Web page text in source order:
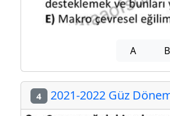
A B
4 2021-2022 Güz